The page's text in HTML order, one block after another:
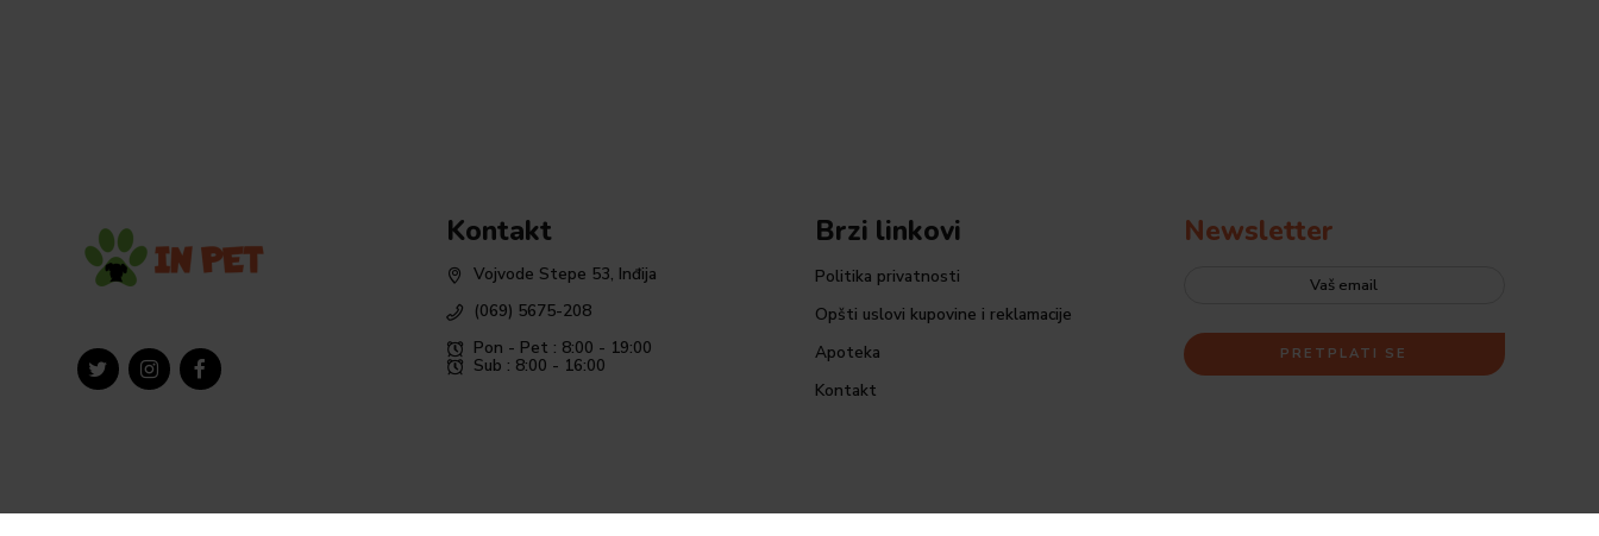
Kontakt
Vojvode Stepe 53, Inđija
(069) 5675-208
Pon - Pet : 8:00 - 19:00
Sub : 8:00 - 16:00
Brzi linkovi
Politika privatnosti
Opšti uslovi kupovine i reklamacije
Apoteka
Kontakt
Newsletter